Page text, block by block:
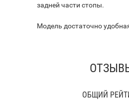
задней части стопы.
Модель достаточно
ОБЩИЙ